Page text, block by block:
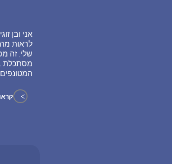
אני ובן
לראות
שלי, זה
מסתכלת
>